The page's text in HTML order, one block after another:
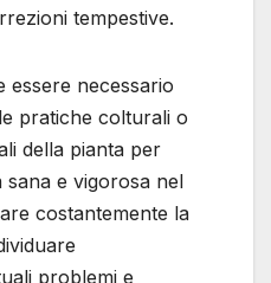
tempestive.
essere necessario
pratiche colturali o
della pianta per
e vigorosa nel
costantemente la
problemi e